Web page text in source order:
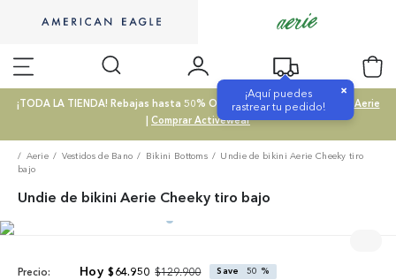
¡Aquí puedes
rastrear tu pedido!
×
¡TODA LA TIENDA! Rebajas hasta 50% OFF |Comprar SALE|Comprar Aerie
| Comprar Activewear
Aerie Vestidos de Bano Bikini Bottoms
Undie de bikini Aerie Cheeky tiro
bajo
Undie de bikini Aerie Cheeky tiro bajo
Precio: $64.950 $129.900 Save 50 %